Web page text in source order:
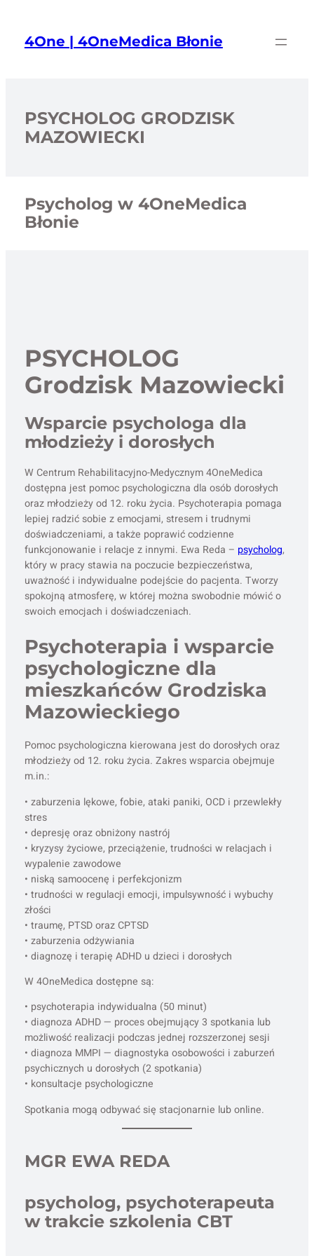
treści4One | 4OneMedica Błonie
PSYCHOLOG GRODZISK
MAZOWIECKI
Psycholog w 4OneMedica
Błonie
PSYCHOLOG
Grodzisk Mazowiecki
Wsparcie psychologa dla
młodzieży i dorosłych
W Centrum Rehabilitacyjno-Medycznym 4OneMedica
dostępna jest pomoc psychologiczna dla osób dorosłych
oraz młodzieży od 12. roku życia. Psychoterapia pomaga
lepiej radzić sobie z emocjami, stresem i trudnymi
doświadczeniami, a także poprawić codzienne
funkcjonowanie i relacje z innymi. Ewa Reda – psycholog,
który w pracy stawia na poczucie bezpieczeństwa,
uważność i indywidualne podejście do pacjenta. Tworzy
spokojną atmosferę, w której można swobodnie mówić o
swoich emocjach i doświadczeniach.
Psychoterapia i wsparcie
psychologiczne dla
mieszkańców Grodziska
Mazowieckiego
Pomoc psychologiczna kierowana jest do dorosłych oraz
młodzieży od 12. roku życia. Zakres wsparcia obejmuje
m.in.:
• zaburzenia lękowe, fobie, ataki paniki, OCD i przewlekły
stres
• depresję oraz obniżony nastrój
• kryzysy życiowe, przeciążenie, trudności w relacjach i
wypalenie zawodowe
• niską samoocenę i perfekcjonizm
• trudności w regulacji emocji, impulsywność i wybuchy
złości
• traumę, PTSD oraz CPTSD
• zaburzenia odżywiania
• diagnozę i terapię ADHD u dzieci i dorosłych
W 4OneMedica dostępne są:
• psychoterapia indywidualna (50 minut)
• diagnoza ADHD — proces obejmujący 3 spotkania lub
możliwość realizacji podczas jednej rozszerzonej sesji
• diagnoza MMPI — diagnostyka osobowości i zaburzeń
psychicznych u dorosłych (2 spotkania)
• konsultacje psychologiczne
Spotkania mogą odbywać się stacjonarnie lub online.
MGR EWA REDA
psycholog, psychoterapeuta
w trakcie szkolenia CBT